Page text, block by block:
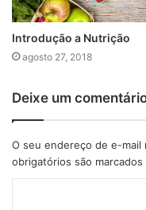
Introdução a Nutrição
agosto 27, 2018
Deixe um
O seu endereço de e-mail
obrigatórios são marcados